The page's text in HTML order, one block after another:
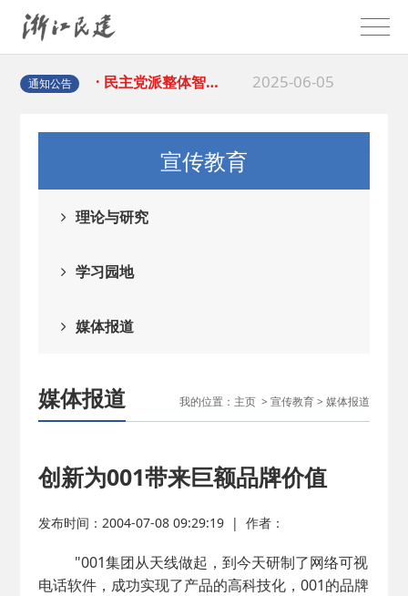
通知公告
· 中国民主建国会…
· 民主党派整体智… 2025-06-05
· 民建省委会民主… 2025-04-10
· 中国民主建国会… 2025-02-24
· 中国民主建国会… 2026-02-25
· 中国民主建国会… 2025-08-28
· 民主党派整体智… 2025-06-05
· 民建省委会民主… 2025-04-10
宣传教育
理论与研究
学习园地
媒体报道
媒体报道 我的位置： 主页> 宣传教育> 媒体报道
创新为001带来巨额品牌价值
发布时间：2004-07-08 09:29:19 |作者：
"001集团从天线做起，到今天研制了网络可视
电话软件，成功实现了产品的高科技化，001的品牌